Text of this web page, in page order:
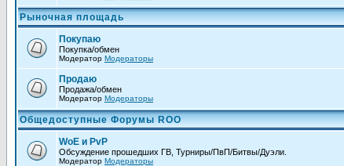
Рыночная площадь
Покупаю
Покупка/обмен
Модератор Модераторы
Продаю
Продажа/обмен
Модератор Модераторы
Общедоступные Форумы ROO
WoE и PvP
Обсуждение прошедших ГВ, Турниры/ПвП/Битвы/Дуэли.
Модератор Модераторы